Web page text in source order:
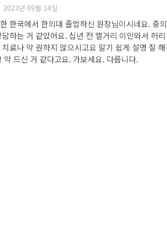
2023년 09월 14일
한국에서 한의대 졸업하신 원장님이시네요. 중
하는 거 같았어요. 십년 전 캘거리 이민와서 허
료나 약 권하지 않으시고요 알기 쉽게 설명 잘
약 드신 거 같다고요. 가보세요. 다릅니다.